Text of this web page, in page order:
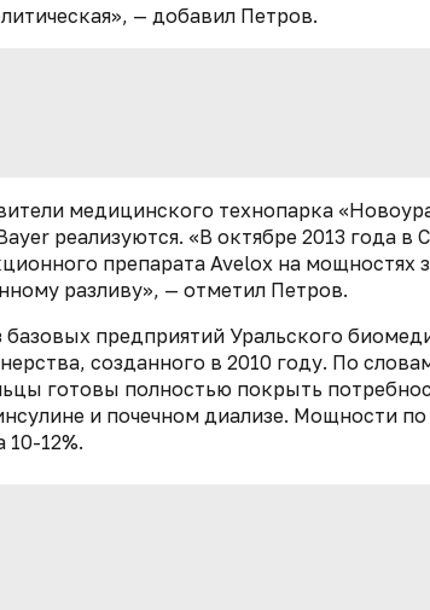
— добавил Петров.
медицинского технопарка
реализуются. «В октябре 2013 года в
препарата Avelox на мощностях
разливу», — отметил Петров.
предприятий Уральского
созданного в 2010 году. По
готовы полностью покрыть
и почечном диализе. Мощности
10-12%.